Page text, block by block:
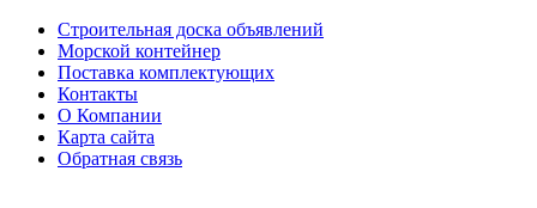
Строительная доска объявлений
Морской контейнер
Поставка комплектующих
Контакты
О Компании
Карта сайта
Обратная связь